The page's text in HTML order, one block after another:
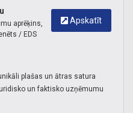
Apskatīt
aprēķins,
/ EDS
plašas un ātras satura
un faktisko uzņēmumu